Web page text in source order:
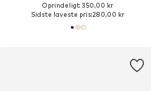
Oprindeligt: 350,00 kr
Sidste laveste pris:280,00 kr